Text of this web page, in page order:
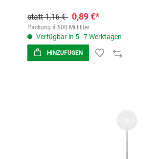
statt 1,16 € 0,89 €*
Packung á 500 Milliliter
Verfügbar in 5–7 Werktagen
HINZUFÜGEN